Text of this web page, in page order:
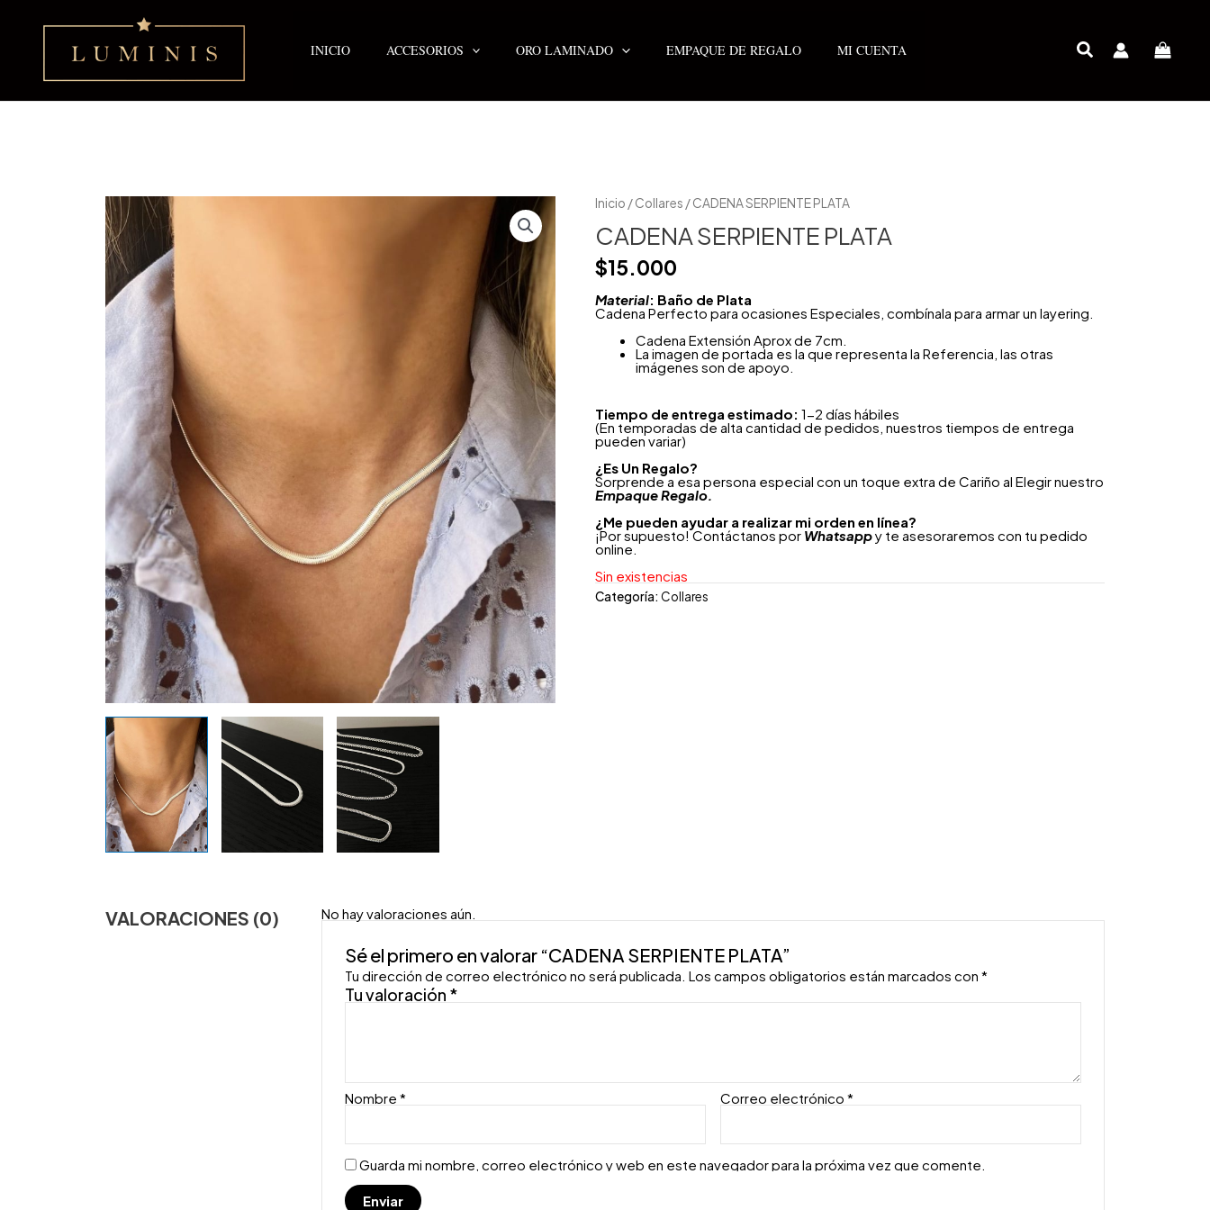
contenido
INICIO
ACCESORIOS ORO LAMINADO EMPAQUE DE REGALO MI CUENTA
Inicio /Collares / CADENA SERPIENTE PLATA
CADENA SERPIENTE PLATA
$15.000
Material: Baño de Plata
Cadena Perfecto para ocasiones Especiales, combínala para armar un layering.
Cadena Extensión Aprox de 7cm.
La imagen de portada es la que representa la Referencia, las otras
imágenes son de apoyo.
Tiempo de entrega estimado: 1-2 días hábiles
(En temporadas de alta cantidad de pedidos, nuestros tiempos de entrega
pueden variar)
¿ Es Un Regalo?
Sorprende a esa persona especial con un toque extra de Cariño al Elegir nuestro
Empaque Regalo.
¿Me pueden ayudar a realizar mi orden en línea?
¡Por supuesto! Contáctanos por Whatsappy te asesoraremos con tu pedido
online.
Sin existencias
Categoría: Collares
VALORACIONES (0) No hay valoraciones aún.
Sé el primero en valorar “CADENA SERPIENTE PLATA”
Tu dirección de correo electrónico no será publicada. Los campos obligatorios están marcados con*
Tu valoración *
Nombre* Correo electrónico*
Guarda mi nombre, correo electrónico y web en este navegador para la próxima vez que comente.